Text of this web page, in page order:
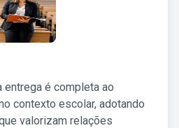
entrega é completa ao
contexto escolar, adotando
valorizam relações